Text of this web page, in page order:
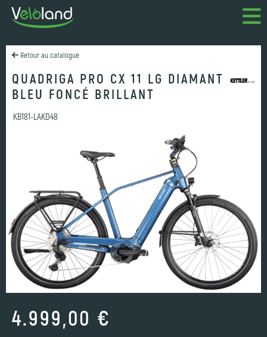
Retour au catalogue
QUADRIGA PRO CX 11 LG DIAMANT
BLEU FONCÉ BRILLANT
KB181-LAKD48
4.999,00 €